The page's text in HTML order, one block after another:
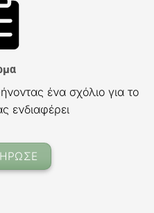
ένα σχόλιο για το
ενδιαφέρει